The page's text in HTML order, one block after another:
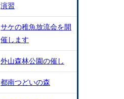
演習
サケの稚魚放流会を開
催します
外山森林公園の催し
都南つどいの森